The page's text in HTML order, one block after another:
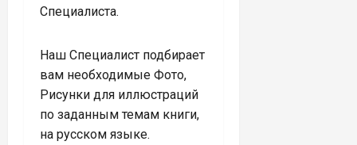
Специалиста.
Наш Специалист подбирает
вам необходимые Фото,
Рисунки для иллюстраций
по заданным темам книги,
на русском языке.